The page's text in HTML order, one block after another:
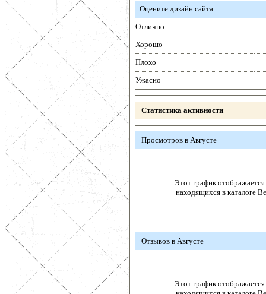
Оцените дизайн сайта
Отлично
Хорошо
Плохо
Ужасно
Статистика активности
Просмотров в Августе
Этот график отображается
находящихся в каталоге
Отзывов в Августе
Этот график отображается